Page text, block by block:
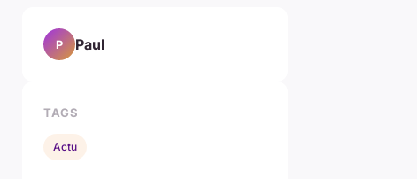
P Paul
TAGS
Actu